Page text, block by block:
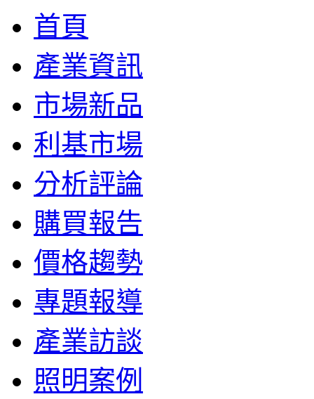
首頁
產業資訊
市場新品
利基市場
分析評論
購買報告
價格趨勢
專題報導
產業訪談
照明案例